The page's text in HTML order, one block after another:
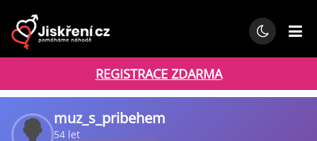
REGISTRACE ZDARMA
muz_s_pribehem
54 let